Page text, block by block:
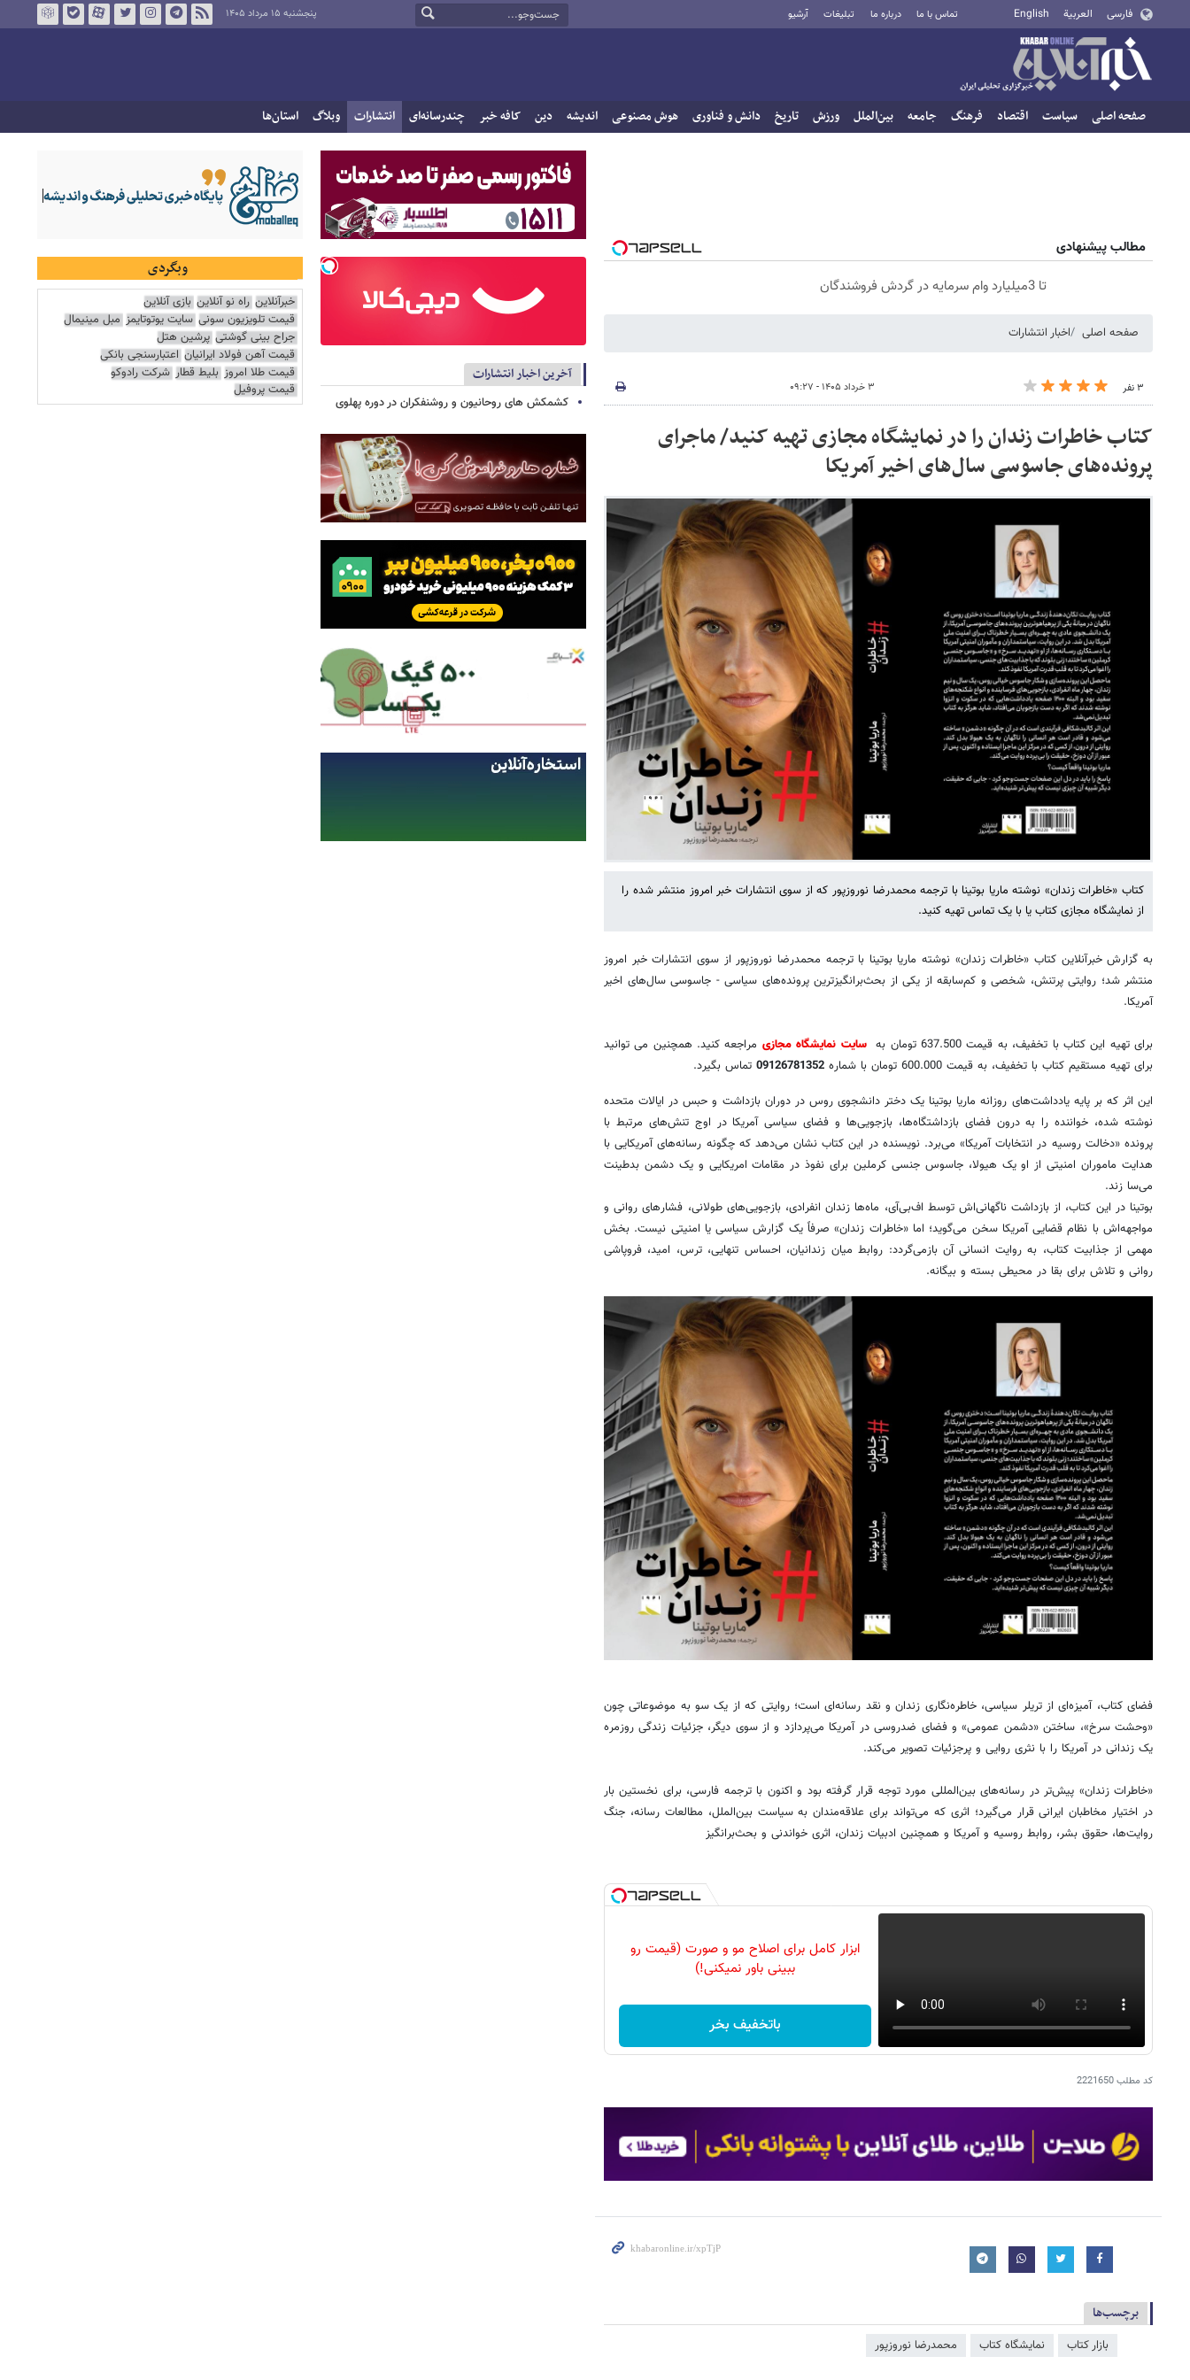
فارسی العربية English تماس با ما درباره ما تبلیغات آرشیو پنجشنبه ۱۵ مرداد ۱۴۰۵
صفحه اصلی سیاست اقتصاد فرهنگ جامعه بین‌الملل ورزش تاریخ دانش و فناوری هوش مصنوعی اندیشه دین کافه خبر چندرسانه‌ای انتشارات وبلاگ استان‌ها
مطالب پیشنهادی
تا 3میلیارد وام سرمایه در گردش فروشندگان
صفحه اصلی اخبار انتشارات
۳ نفر ۳ خرداد ۱۴۰۵ - ۰۹:۲۷
کتاب خاطرات زندان را در نمایشگاه مجازی تهیه کنید/ ماجرای
پرونده‌های جاسوسی سال‌های اخیر آمریکا
کتاب «خاطرات زندان» نوشته ماریا بوتینا با ترجمه محمدرضا نوروزپور که از سوی انتشارات خبر امروز منتشر شده را
از نمایشگاه مجازی کتاب یا با یک تماس تهیه کنید.
به گزارش خبرآنلاین کتاب «خاطرات زندان» نوشته ماریا بوتینا با ترجمه محمدرضا نوروزپور از سوی انتشارات خبر امروز
منتشر شد؛ روایتی پرتنش، شخصی و کم‌سابقه از یکی از بحث‌برانگیزترین پرونده‌های سیاسی - جاسوسی سال‌های اخیر
آمریکا.
برای تهیه این کتاب با تخفیف، به قیمت 637.500 تومان به سایت نمایشگاه مجازی مراجعه کنید. همچنین می توانید
برای تهیه مستقیم کتاب با تخفیف، به قیمت 600.000 تومان با شماره
09126781352 تماس بگیرد.
این اثر که بر پایه یادداشت‌های روزانه ماریا بوتینا یک دختر دانشجوی روس در دوران بازداشت و حبس در ایالات متحده
نوشته شده، خواننده را به درون فضای بازداشتگاه‌ها، بازجویی‌ها و فضای سیاسی آمریکا در اوج تنش‌های مرتبط با
پرونده «دخالت روسیه در انتخابات آمریکا» می‌برد. نویسنده در این کتاب نشان می‌دهد که چگونه رسانه‌های آمریکایی با
هدایت ماموران امنیتی از او یک هیولا، جاسوس جنسی کرملین برای نفوذ در مقامات امریکایی و یک دشمن بدطینت
می‌سا زند.
بوتینا در این کتاب، از بازداشت ناگهانی‌اش توسط اف‌بی‌آی، ماه‌ها زندان انفرادی، بازجویی‌های طولانی، فشارهای روانی و
مواجهه‌اش با نظام قضایی آمریکا سخن می‌گوید؛ اما «خاطرات زندان» صرفاً یک گزارش سیاسی یا امنیتی نیست. بخش
مهمی از جذابیت کتاب، به روایت انسانی آن بازمی‌گردد: روابط میان زندانیان، احساس تنهایی، ترس، امید، فروپاشی
روانی و تلاش برای بقا در محیطی بسته و بیگانه.
فضای کتاب، آمیزه‌ای از تریلر سیاسی، خاطره‌نگاری زندان و نقد رسانه‌ای است؛ روایتی که از یک سو به موضوعاتی چون
«وحشت سرخ»، ساختن «دشمن عمومی» و فضای ضدروسی در آمریکا می‌پردازد و از سوی دیگر، جزئیات زندگی روزمره
یک زندانی در آمریکا را با نثری روایی و پرجزئیات تصویر می‌کند.
«خاطرات زندان» پیش‌تر در رسانه‌های بین‌المللی مورد توجه قرار گرفته بود و اکنون با ترجمه فارسی، برای نخستین بار
در اختیار مخاطبان ایرانی قرار می‌گیرد؛ اثری که می‌تواند برای علاقه‌مندان به سیاست بین‌الملل، مطالعات رسانه، جنگ
روایت‌ها، حقوق بشر، روابط روسیه و آمریکا و همچنین ادبیات زندان، اثری خواندنی و بحث‌برانگیز
ابزار کامل برای اصلاح مو و صورت (قیمت رو
ببینی باور نمیکنی!)
باتخفیف بخر
کد مطلب2221650
برچسب‌ها
بازار کتاب نمایشگاه کتاب محمدرضا نوروزپور
آخرین اخبار انتشارات
کشمکش های روحانیون و روشنفکران در دوره پهلوی
وبگردی
خبرآنلاین راه نو آنلاین بازی آنلاین
قیمت تلویزیون سونی سایت یوتوتایمز مبل مینیمال
جراح بینی گوشتی پرشین هتل
قیمت آهن فولاد ایرانیان اعتبارسنجی بانکی
قیمت طلا امروز بلیط قطار شرکت رادوکو
قیمت پروفیل